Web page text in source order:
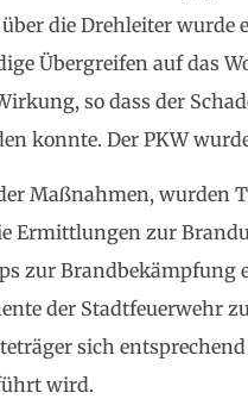
die Drehleiter wurde
Übergreifen auf das
so dass der
konnte. Der PKW
Maßnahmen, wurden
Ermittlungen zur
zur Brandbekämpfung
der Stadtfeuerwehr
sich
wird.